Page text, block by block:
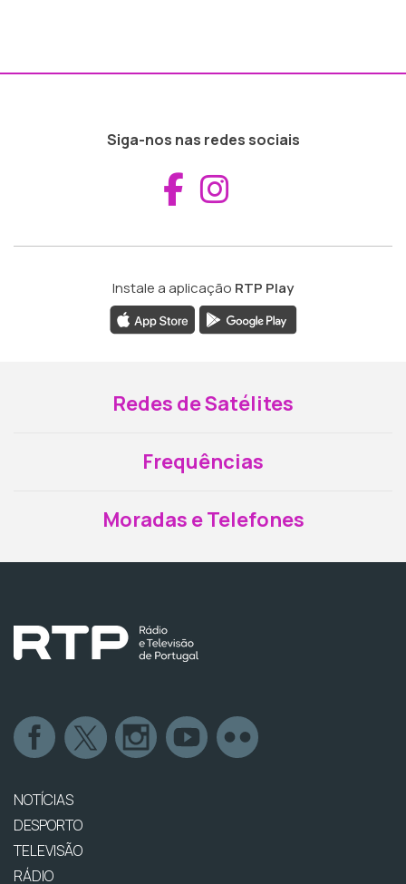
Siga-nos nas redes sociais
Aceder ao
Instale a aplicação RTP Play
Redes de Satélites
Frequências
Moradas e Telefones
NOTÍCIAS
DESPORTO
TELEVISÃO
RÁDIO